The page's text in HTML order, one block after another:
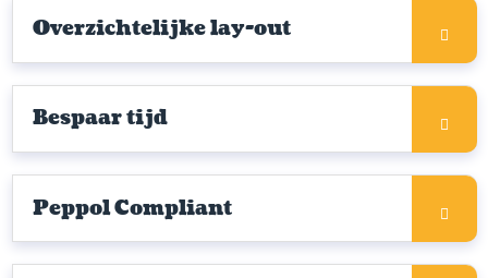
Overzichtelijke lay-out
Bespaar tijd
Peppol Compliant